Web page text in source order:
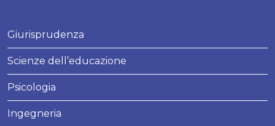
Giurisprudenza
Scienze dell’educazione
Psicologia
Ingegneria